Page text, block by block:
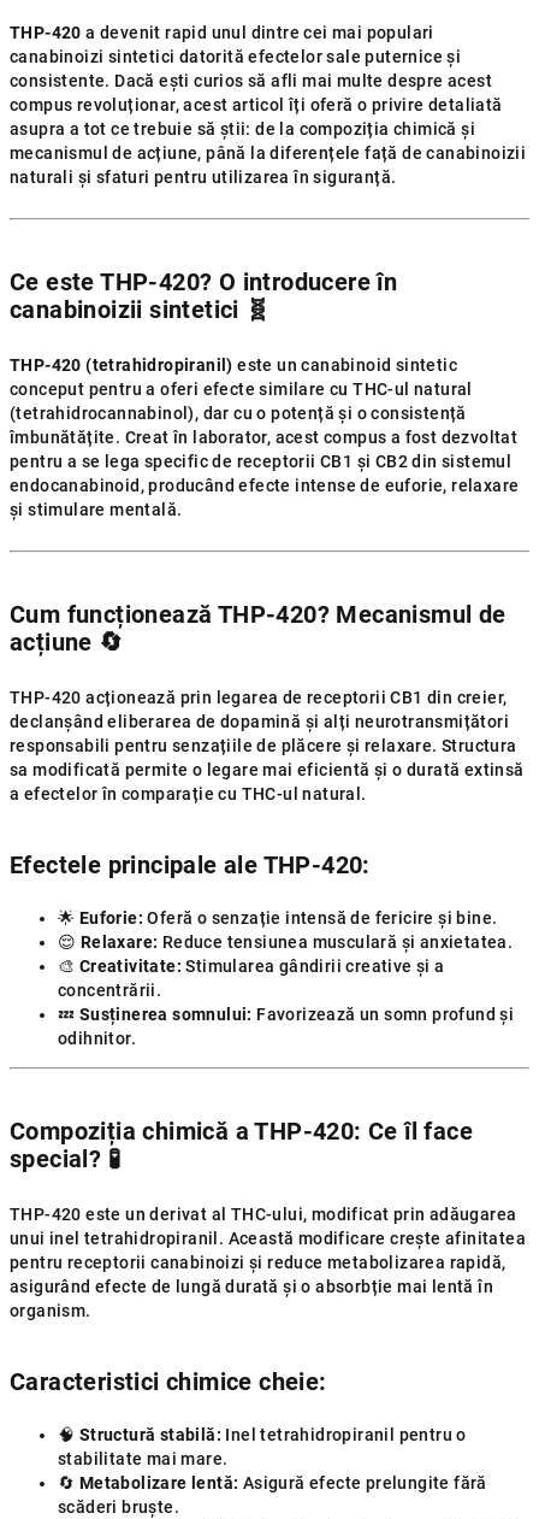
THP-420 a devenit rapid unul dintre cei mai populari
canabinoizi sintetici datorită efectelor sale puternice și
consistente. Dacă ești curios să afli mai multe despre acest
compus revoluționar, acest articol îți oferă o privire detaliată
asupra a tot ce trebuie să știi: de la compoziția chimică și
mecanismul de acțiune, până la diferențele față de canabinoizii
naturali și sfaturi pentru utilizarea în siguranță.
Ce este THP-420? O introducere în
canabinoizii sintetici 🧬
THP-420 (tetrahidropiranil) este un canabinoid sintetic
conceput pentru a oferi efecte similare cu THC-ul natural
(tetrahidrocannabinol), dar cu o potență și o consistență
îmbunătățite. Creat în laborator, acest compus a fost dezvoltat
pentru a se lega specific de receptorii CB1 și CB2 din sistemul
endocanabinoid, producând efecte intense de euforie, relaxare
și stimulare mentală.
Cum funcționează THP-420? Mecanismul de
acțiune 🔄
THP-420 acționează prin legarea de receptorii CB1 din creier,
declanșând eliberarea de dopamină și alți neurotransmițători
responsabili pentru senzațiile de plăcere și relaxare. Structura
sa modificată permite o legare mai eficientă și o durată extinsă
a efectelor în comparație cu THC-ul natural.
Efectele principale ale THP-420:
🌟 Euforie: Oferă o senzație intensă de fericire și bine.
😌 Relaxare: Reduce tensiunea musculară și anxietatea.
🎨 Creativitate: Stimularea gândirii creative și a
concentrării.
💤 Susținerea somnului: Favorizează un somn profund și
odihnitor.
Compoziția chimică a THP-420: Ce îl face
special? 🧪
THP-420 este un derivat al THC-ului, modificat prin adăugarea
unui inel tetrahidropiranil. Această modificare crește afinitatea
pentru receptorii canabinoizi și reduce metabolizarea rapidă,
asigurând efecte de lungă durată și o absorbție mai lentă în
organism.
Caracteristici chimice cheie:
🧠 Structură stabilă: Inel tetrahidropiranil pentru o
stabilitate mai mare.
🔄 Metabolizare lentă: Asigură efecte prelungite fără
scăderi bruște.